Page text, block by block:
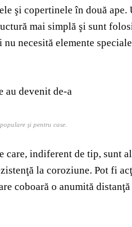
şi copertinele în două
mai simplă şi sunt
necesită elemente
şi pentru case.
indiferent de tip, sunt
la coroziune. Pot fi
coboară o anumită